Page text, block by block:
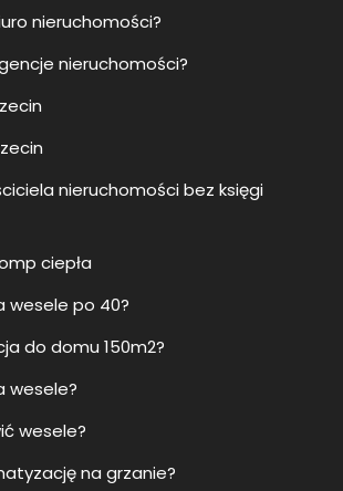
nieruchomości?
nieruchomości?
nieruchomości bez księgi
ciepła
wesele po 40?
do domu 150m2?
wesele?
wesele?
na grzanie?